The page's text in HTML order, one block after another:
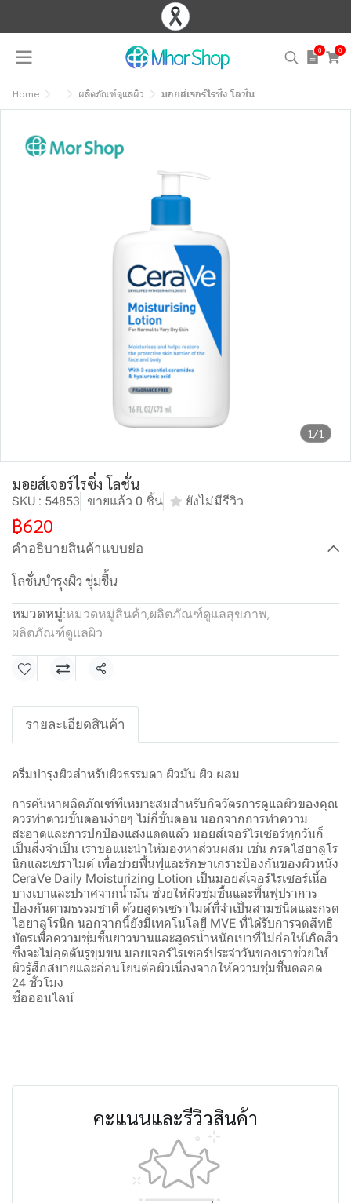
0 0
Home ... ผลิตภัณฑ์ดูแลผิว มอยส์เจอร์ไรซิ่ง โลชั่น
1/1
มอยส์เจอร์ไรซิ่ง โลชั่น
SKU : 54853 ขายแล้ว 0 ชิ้น ยังไม่มีรีวิว
฿620
คำอธิบายสินค้าแบบย่อ
โลชั่นบำรุงผิว ชุ่มชื้น
หมวดหมู่:หมวดหมู่สินค้า,ผลิตภัณฑ์ดูแลสุขภาพ,
ผลิตภัณฑ์ดูแลผิว
แชร์
รายละเอียดสินค้า
ครีมบำรุงผิวสําหรับผิวธรรมดา ผิวมัน ผิว ผสม
การค้นหาผลิตภัณฑ์ที่เหมาะสมสำหรับกิจวัตรการดูแลผิวของคุณ
ควรทำตามขั้นตอนง่ายๆ ไม่กี่ขั้นตอน นอกจากการทำความ
สะอาดและการปกป้องแสงแดดแล้ว มอยส์เจอร์ไรเซอร์ทุกวันก็
เป็นสิ่งจำเป็น เราขอแนะนำให้มองหาส่วนผสม เช่น กรดไฮยาลูโร
นิกและเซราไมด์ เพื่อช่วยฟื้นฟูและรักษาเกราะป้องกันของผิวหนัง
CeraVe Daily Moisturizing Lotion เป็นมอยส์เจอร์ไรเซอร์เนื้อ
บางเบาและปราศจากน้ำมัน ช่วยให้ผิวชุ่มชื้นและฟื้นฟูปราการ
ป้องกันตามธรรมชาติ ด้วยสูตรเซราไมด์ที่จำเป็นสามชนิดและกรด
ไฮยาลูโรนิก นอกจากนี้ยังมีเทคโนโลยี MVE ที่ได้รับการจดสิทธิ
บัตรเพื่อความชุ่มชื้นยาวนานและสูตรน้ำหนักเบาที่ไม่ก่อให้เกิดสิว
ซึ่งจะไม่อุดตันรูขุมขน มอยเจอร์ไรเซอร์ประจำวันของเราช่วยให้
ผิวรู้สึกสบายและอ่อนโยนต่อผิวเนื่องจากให้ความชุ่มชื้นตลอด
24 ชั่วโมง
ซื้อออนไลน์
คะแนนและรีวิวสินค้า